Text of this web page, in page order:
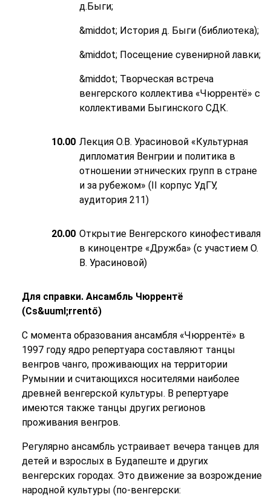
д.Быги;
&middot; История д. Быги (библиотека);
&middot; Посещение сувенирной лавки;
&middot; Творческая встреча
венгерского коллектива «Чюррентё» с
коллективами Быгинского СДК.
10.00 Лекция О.В. Урасиновой «Культурная
дипломатия Венгрии и политика в
отношении этнических групп в стране
и за рубежом» (II корпус УдГУ,
аудитория 211)
20.00 Открытие Венгерского кинофестиваля
в киноцентре «Дружба» (с участием О.
В. Урасиновой)
Для справки. Ансамбль Чюррентё
(Cs&uuml;rrentő)
С момента образования ансамбля «Чюррентё» в
1997 году ядро репертуара составляют танцы
венгров чанго, проживающих на территории
Румынии и считающихся носителями наиболее
древней венгерской культуры. В репертуаре
имеются также танцы других регионов
проживания венгров.
Регулярно ансамбль устраивает вечера танцев для
детей и взрослых в Будапеште и других
венгерских городах. Это движение за возрождение
народной культуры (по-венгерски: